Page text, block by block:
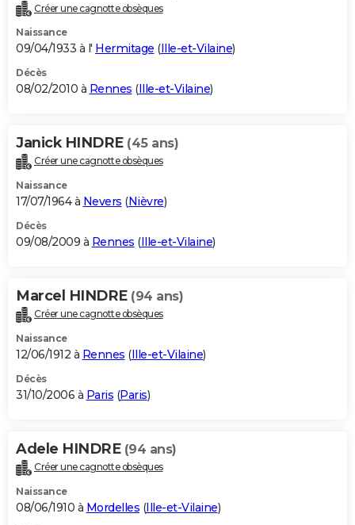
Créer une cagnotte obsèques
Naissance
09/04/1933 à l' Hermitage (Ille-et-Vilaine)
Décès
08/02/2010 à Rennes (Ille-et-Vilaine)
Janick HINDRE (45 ans)
Créer une cagnotte obsèques
Naissance
17/07/1964 à Nevers (Nièvre)
Décès
09/08/2009 à Rennes (Ille-et-Vilaine)
Marcel HINDRE (94 ans)
Créer une cagnotte obsèques
Naissance
12/06/1912 à Rennes (Ille-et-Vilaine)
Décès
31/10/2006 à Paris (Paris)
Adele HINDRE (94 ans)
Créer une cagnotte obsèques
Naissance
08/06/1910 à Mordelles (Ille-et-Vilaine)